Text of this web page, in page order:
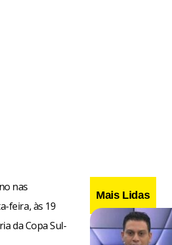
nas
feira, às 19
da Copa Sul-
Mais Lidas